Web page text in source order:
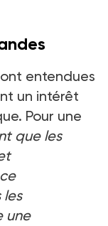
entendues
un intérêt
Pour une
que les
les
une